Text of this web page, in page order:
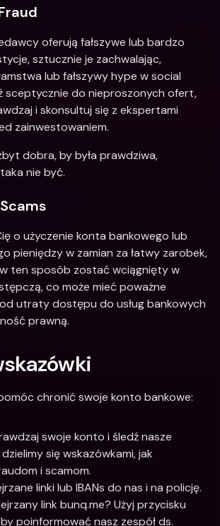
oferują fałszywe lub bardzo
sztucznie je zachwalając,
lub fałszywy hype w social
sceptycznie do nieproszonych ofert,
i skonsultuj się z ekspertami
zainwestowaniem.
dobra, by była prawdziwa,
nie być.
o użyczenie konta bankowego lub
pieniędzy w zamian za łatwy zarobek,
ten sposób zostać wciągnięty w
co może mieć poważne
utraty dostępu do usług bankowych
prawną.
chronić swoje konto bankowe:
swoje konto i śledź nasze
się wskazówkami, jak
i scamom.
linki lub IBANs do nas i na policję.
link bunq.me? Użyj przycisku
poinformować nasz zespół ds.